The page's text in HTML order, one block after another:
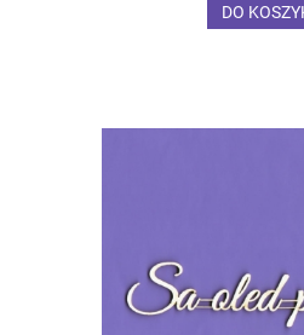
DO